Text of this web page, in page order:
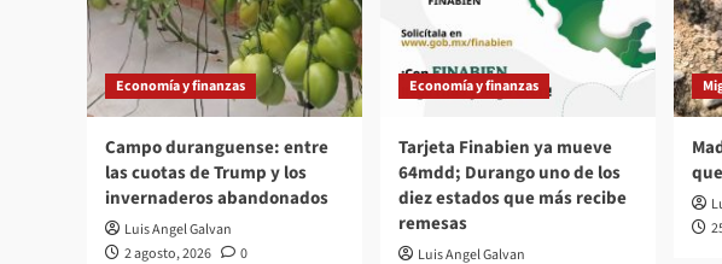
Economía y finanzas
Campo duranguense: entre
las cuotas de Trump y los
invernaderos abandonados
Luis Angel Galvan
2 agosto, 2026
0
Economía y finanzas
Tarjeta Finabien ya mueve
64mdd; Durango uno de los
diez estados que más recibe
remesas
Luis Angel Galvan